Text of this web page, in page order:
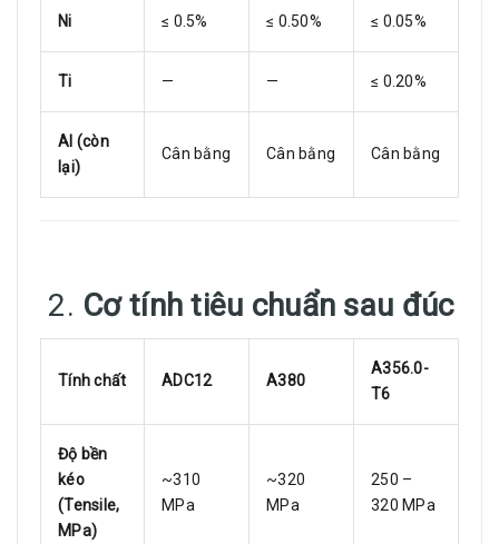
Ni ≤ 0.5% ≤ 0.50% ≤ 0.05%
Ti — — ≤ 0.20%
Al (còn
lại)
Cân bằng Cân bằng Cân bằng
2. Cơ tính tiêu chuẩn sau đúc
Tính chất ADC12 A380
A356.0-
T6
Độ bền
kéo
(Tensile,
MPa)
~310
MPa
~320
MPa
250 –
320 MPa